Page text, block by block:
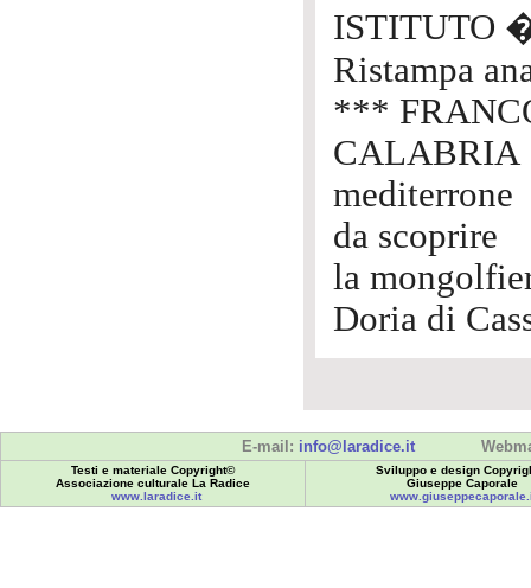
ISTITUTO
Ristampa
***
CALABRIA
mediterrone
da scoprire
la
Doria di
E-mail: info@laradice.it
Testi e materiale Copyright©
Associazione culturale La Radice
www.laradice.it
Sviluppo e design
Giuseppe Caporale